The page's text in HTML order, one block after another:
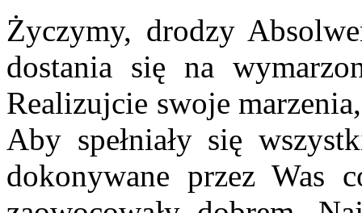
Życzymy, drodzy
dostania się na
Realizujcie swoje
Aby spełniały się
dokonywane przez Was